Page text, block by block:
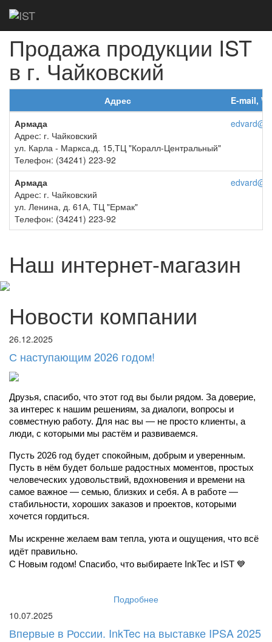
Главная
Продажа продукции IST
в г. Чайковский
Адрес
E-mail,
Армада
Адрес: г. Чайковский
ул. Карла - Маркса,д. 15,ТЦ "Коралл-Центральный"
Телефон: (34241) 223-92
Армада
Адрес: г. Чайковский
ул. Ленина, д. 61А, ТЦ "Ермак"
Телефон: (34241) 223-92
Наш интернет-магазин
Новости компании
26.12.2025
С наступающим 2026 годом!
Друзья, спасибо, что этот год вы были рядом. За доверие,
за интерес к нашим решениям, за диалоги, вопросы и
совместную работу. Для нас вы — не просто клиенты, а
люди, с которыми мы растём и развиваемся.
Пусть 2026 год будет спокойным, добрым и уверенным.
Пусть в нём будет больше радостных моментов, простых
человеческих удовольствий, вдохновения и времени на
самое важное — семью, близких и себя. А в работе —
стабильности, хороших заказов и проектов, которыми
хочется гордиться.
Мы искренне желаем вам тепла, уюта и ощущения, что всё
идёт правильно.
С Новым годом! Спасибо, что выбираете InkTec и IST 💙
Подробнее
10.07.2025
Впервые в России. InkTec на выставке IPSA 2025